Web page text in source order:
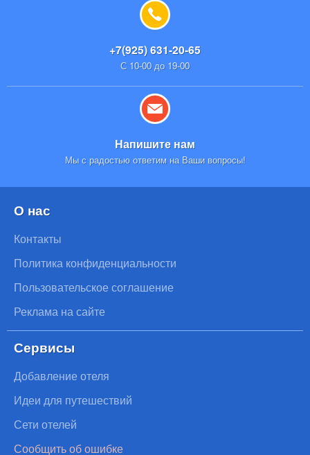
+7(925) 631-20-65
С 10-00 до 19-00
Напишите нам
Мы с радостью ответим на Ваши вопросы!
О нас
Контакты
Политика конфиденциальности
Пользовательское соглашение
Реклама на сайте
Сервисы
Добавление отеля
Идеи для путешествий
Сети отелей
Сообщить об ошибке